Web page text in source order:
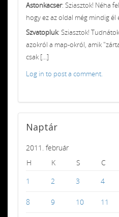
Astonkacser: Sziasztok! Néha
hogy ez az oldal még mindig él
Szvatopluk: Sziasztok!
azokról a map-okról, amik
csak [...]
Log in to post a comment.
Naptár
2011. február
H
K S C
1
2 3 4
8 9 10 11